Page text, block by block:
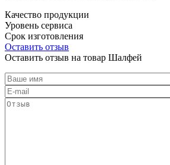
Качество продукции
Уровень сервиса
Срок изготовления
Оставить отзыв
Оставить отзыв на товар Шалфей